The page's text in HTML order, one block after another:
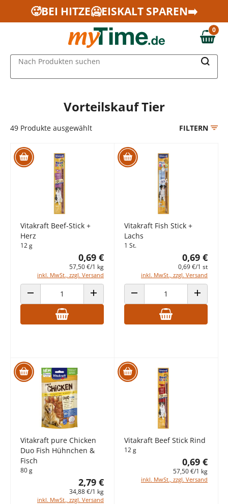
Zum Hauptinhalt springen
Zur Navigation springen
Zur Suche springen
🥵BEI HITZE🥶EISKALT SPAREN➡️
0,00 €
0
Nach Produkten suchen
Vorteilskauf Tier
49 Produkte ausgewählt FILTERN
Vitakraft Beef-Stick +
Herz
12 g
0,69 €
57,50 €/1 kg
inkl. MwSt., zzgl. Versand
ANZAHL VERRINGERN ANZAHL ERHÖHEN
Vitakraft Fish Stick +
Lachs
1 St.
0,69 €
0,69 €/1 st
inkl. MwSt., zzgl. Versand
ANZAHL VERRINGERN ANZAHL
Vitakraft pure Chicken
Duo Fish Hühnchen &
Fisch
80 g
2,79 €
34,88 €/1 kg
inkl. MwSt., zzgl. Versand
Vitakraft Beef Stick Rind
12 g
0,69 €
57,50 €/1 kg
inkl. MwSt., zzgl. Versand